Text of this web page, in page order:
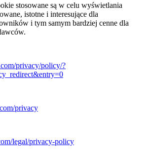
stosowane są w celu wyświetlania
istotne i interesujące dla
i tym samym bardziej cenne dla
privacy/policy/?
privacy
legal/privacy-policy